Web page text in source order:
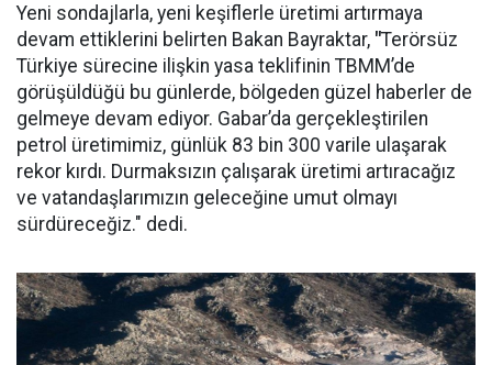
Yeni sondajlarla, yeni keşiflerle üretimi artırmaya
devam ettiklerini belirten Bakan Bayraktar, "Terörsüz
Türkiye sürecine ilişkin yasa teklifinin TBMM’de
görüşüldüğü bu günlerde, bölgeden güzel haberler de
gelmeye devam ediyor. Gabar’da gerçekleştirilen
petrol üretimimiz, günlük 83 bin 300 varile ulaşarak
rekor kırdı. Durmaksızın çalışarak üretimi artıracağız
ve vatandaşlarımızın geleceğine umut olmayı
sürdüreceğiz." dedi.